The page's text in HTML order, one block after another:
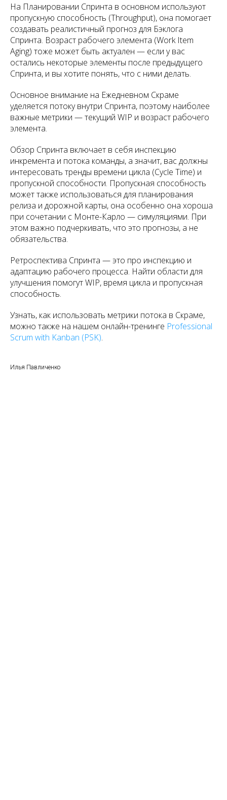
На Планировании Спринта в основном используют
пропускную способность (Throughput), она помогает
создавать реалистичный прогноз для Бэклога
Спринта. Возраст рабочего элемента (Work Item
Aging) тоже может быть актуален — если у вас
остались некоторые элементы после предыдущего
Спринта, и вы хотите понять, что с ними делать.
Основное внимание на Ежедневном Скраме
уделяется потоку внутри Спринта, поэтому наиболее
важные метрики — текущий WIP и возраст рабочего
элемента.
Обзор Спринта включает в себя инспекцию
инкремента и потока команды, а значит, вас должны
интересовать тренды времени цикла (Cycle Time) и
пропускной способности. Пропускная способность
может также использоваться для планирования
релиза и дорожной карты, она особенно она хороша
при сочетании с Монте-Карло — симуляциями. При
этом важно подчеркивать, что это прогнозы, а не
обязательства.
Ретроспектива Спринта — это про инспекцию и
адаптацию рабочего процесса. Найти области для
улучшения помогут WIP, время цикла и пропускная
способность.
Узнать, как использовать метрики потока в Скраме,
можно также на нашем онлайн-тренинге Professional
Scrum with Kanban (PSK).
Илья Павличенко